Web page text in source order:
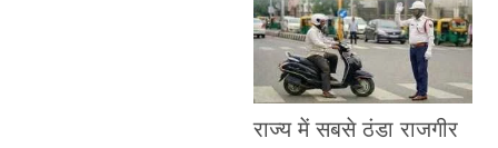
राज्य में सबसे ठंडा राजगीर